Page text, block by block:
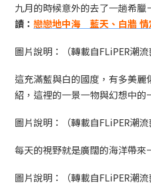
九月的時候意外的去了一趟希臘
讀： 戀戀地中海 藍天、白牆 情
圖片說明：（轉載自FLiPER潮流
這充滿藍與白的國度，有多美麗
紹，這裡的一景一物與幻想中的
圖片說明：（轉載自FLiPER潮流
每天的視野就是廣闊的海洋帶來
圖片說明：（轉載自FLiPER潮流